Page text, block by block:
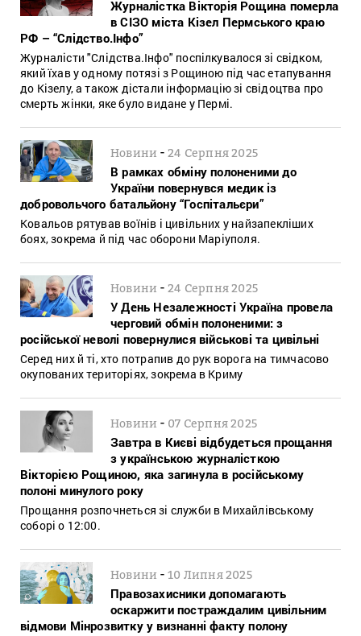
Журналістка Вікторія Рощина померла
в СІЗО міста Кізел Пермського краю
РФ – “Слідство.Інфо”
Журналісти "Слідства.Інфо" поспілкувалося зі свідком,
який їхав у одному потязі з Рощиною під час етапування
до Кізелу, а також дістали інформацію зі свідоцтва про
смерть жінки, яке було видане у Пермі.
Новини -24 Серпня 2025
В рамках обміну полоненими до
України повернувся медик із
добровольчого батальйону “Госпітальєри”
Ковальов рятував воїнів і цивільних у найзапекліших
боях, зокрема й під час оборони Маріуполя.
Новини -24 Серпня 2025
У День Незалежності Україна провела
черговий обмін полоненими: з
російської неволі повернулися військові та цивільні
Серед них й ті, хто потрапив до рук ворога на тимчасово
окупованих територіях, зокрема в Криму
Новини - 07 Серпня 2025
Завтра в Києві відбудеться прощання
з українською журналісткою
Вікторією Рощиною, яка загинула в російському
полоні минулого року
Прощання розпочнеться зі служби в Михайлівському
соборі о 12:00.
Новини -10 Липня 2025
Правозахисники допомагають
оскаржити постраждалим цивільним
відмови Мінрозвитку у визнанні факту полону